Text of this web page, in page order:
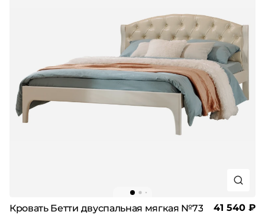
Кровать Бетти двуспальная мягкая №73 41 540 ₽